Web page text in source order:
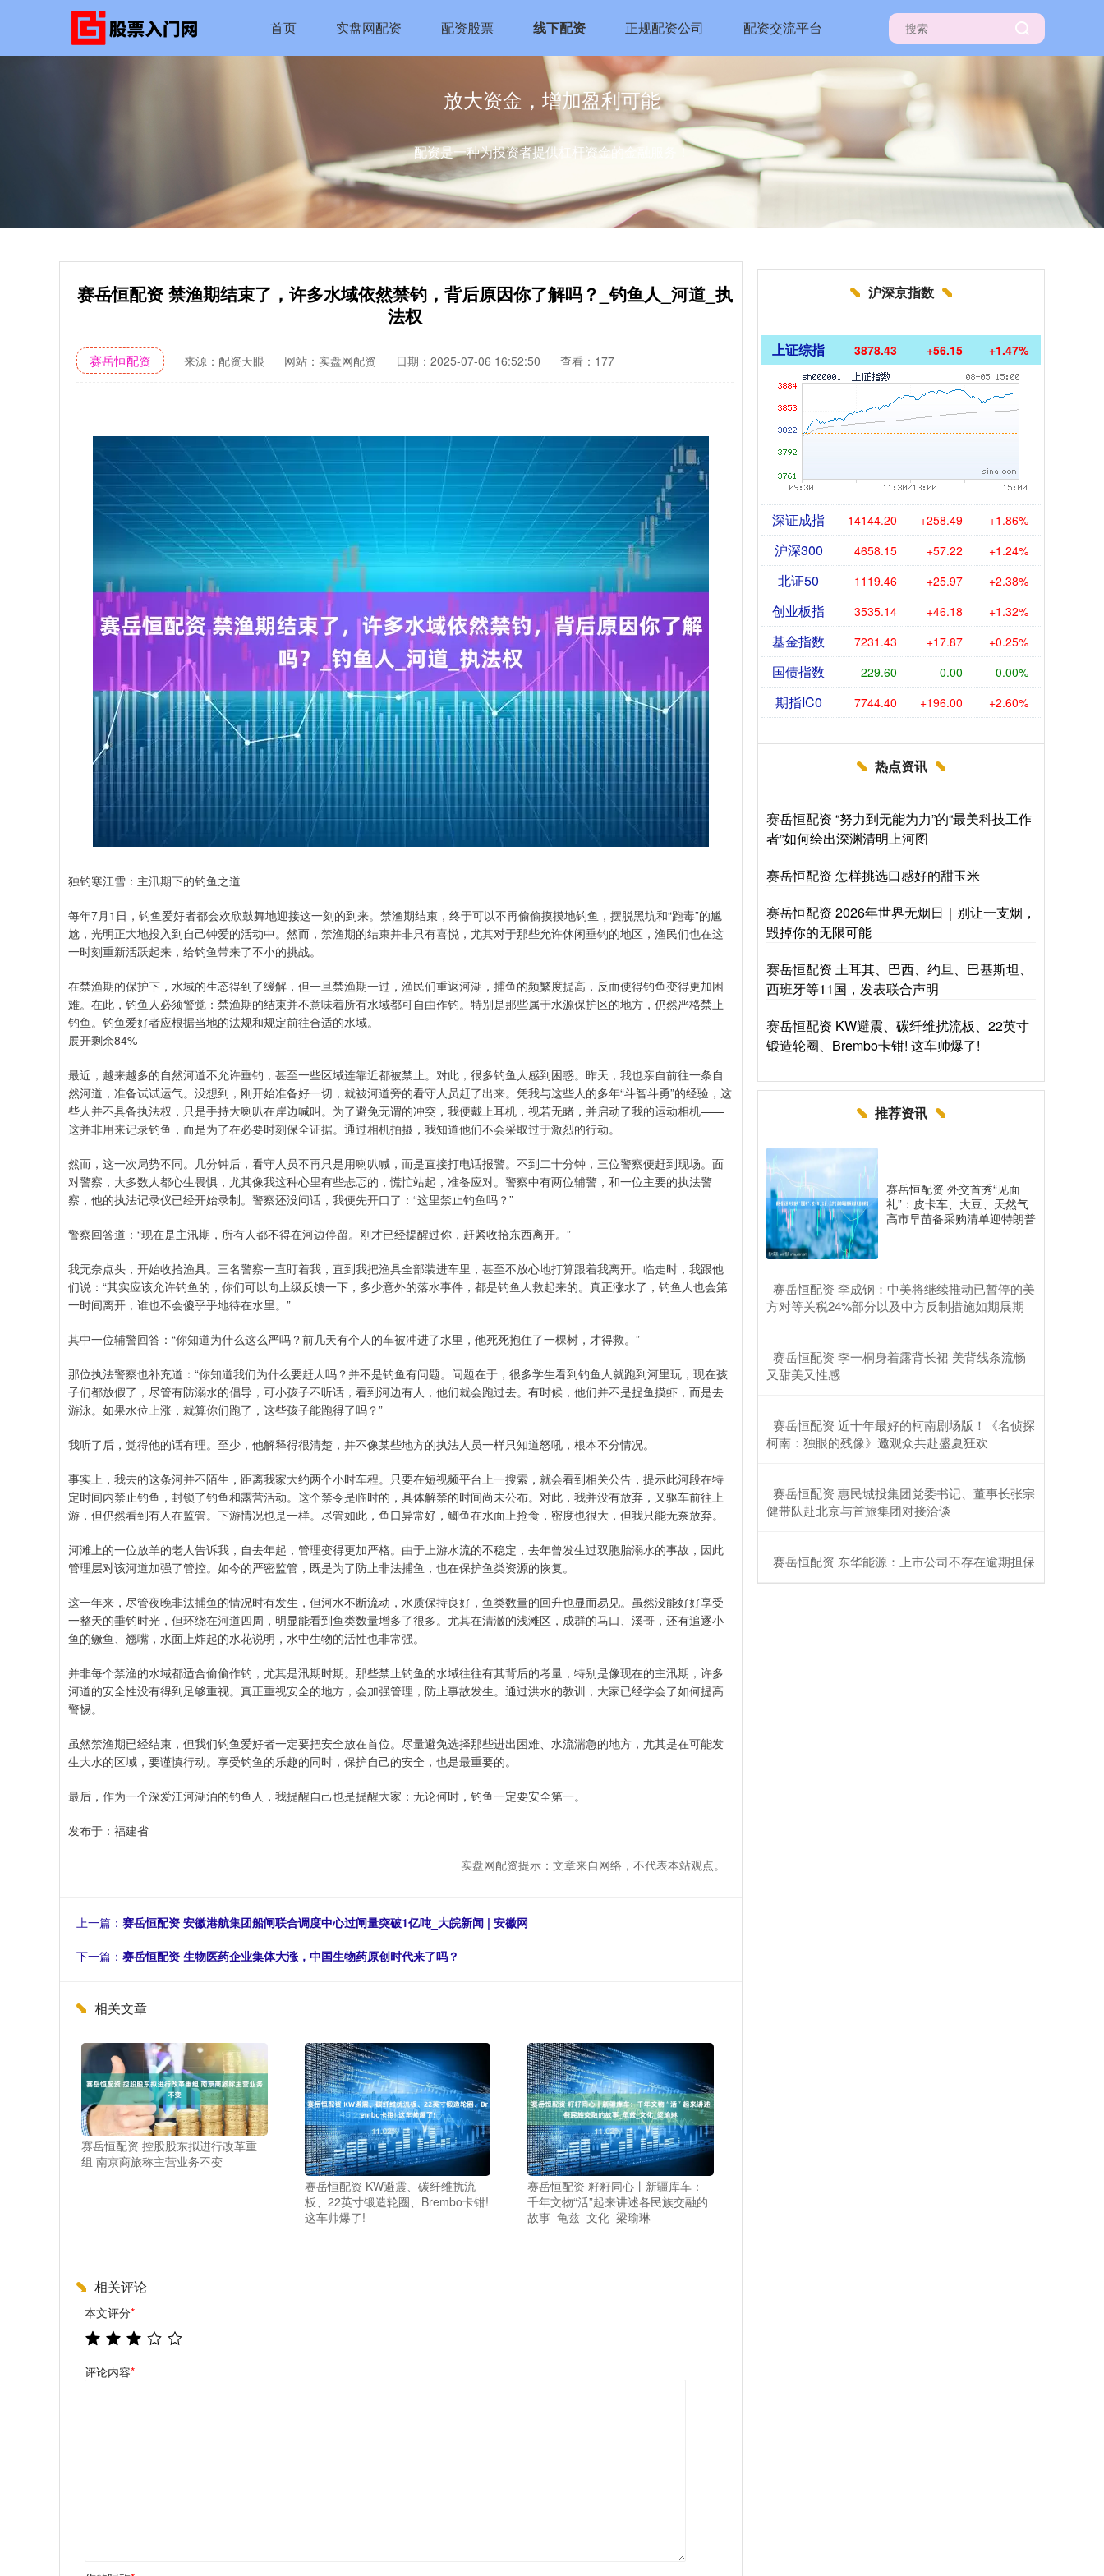
首页 实盘网配资 配资股票 线下配资 正规配资公司 配资交流平台
放大资金，增加盈利可能
配资是一种为投资者提供杠杆资金的金融服务！
赛岳恒配资 禁渔期结束了，许多水域依然禁钓，背后原因你了解吗？_钓鱼人_河道_执
法权
赛岳恒配资 来源：配资天眼 网站：实盘网配资 日期：2025-07-06 16:52:50 查看：177
独钓寒江雪：主汛期下的钓鱼之道
每年7月1日，钓鱼爱好者都会欢欣鼓舞地迎接这一刻的到来。禁渔期结束，终于可以不再偷偷摸摸地钓鱼，摆脱黑坑和“跑毒”的尴
尬，光明正大地投入到自己钟爱的活动中。然而，禁渔期的结束并非只有喜悦，尤其对于那些允许休闲垂钓的地区，渔民们也在这
一时刻重新活跃起来，给钓鱼带来了不小的挑战。
在禁渔期的保护下，水域的生态得到了缓解，但一旦禁渔期一过，渔民们重返河湖，捕鱼的频繁度提高，反而使得钓鱼变得更加困
难。在此，钓鱼人必须警觉：禁渔期的结束并不意味着所有水域都可自由作钓。特别是那些属于水源保护区的地方，仍然严格禁止
钓鱼。钓鱼爱好者应根据当地的法规和规定前往合适的水域。
展开剩余84%
最近，越来越多的自然河道不允许垂钓，甚至一些区域连靠近都被禁止。对此，很多钓鱼人感到困惑。昨天，我也亲自前往一条自
然河道，准备试试运气。没想到，刚开始准备好一切，就被河道旁的看守人员赶了出来。凭我与这些人的多年“斗智斗勇”的经验，这
些人并不具备执法权，只是手持大喇叭在岸边喊叫。为了避免无谓的冲突，我便戴上耳机，视若无睹，并启动了我的运动相机——
这并非用来记录钓鱼，而是为了在必要时刻保全证据。通过相机拍摄，我知道他们不会采取过于激烈的行动。
然而，这一次局势不同。几分钟后，看守人员不再只是用喇叭喊，而是直接打电话报警。不到二十分钟，三位警察便赶到现场。面
对警察，大多数人都心生畏惧，尤其像我这种心里有些忐忑的，慌忙站起，准备应对。警察中有两位辅警，和一位主要的执法警
察，他的执法记录仪已经开始录制。警察还没问话，我便先开口了：“这里禁止钓鱼吗？”
警察回答道：“现在是主汛期，所有人都不得在河边停留。刚才已经提醒过你，赶紧收拾东西离开。”
我无奈点头，开始收拾渔具。三名警察一直盯着我，直到我把渔具全部装进车里，甚至不放心地打算跟着我离开。临走时，我跟他
们说：“其实应该允许钓鱼的，你们可以向上级反馈一下，多少意外的落水事件，都是钓鱼人救起来的。真正涨水了，钓鱼人也会第
一时间离开，谁也不会傻乎乎地待在水里。”
其中一位辅警回答：“你知道为什么这么严吗？前几天有个人的车被冲进了水里，他死死抱住了一棵树，才得救。”
那位执法警察也补充道：“你知道我们为什么要赶人吗？并不是钓鱼有问题。问题在于，很多学生看到钓鱼人就跑到河里玩，现在孩
子们都放假了，尽管有防溺水的倡导，可小孩子不听话，看到河边有人，他们就会跑过去。有时候，他们并不是捉鱼摸虾，而是去
游泳。如果水位上涨，就算你们跑了，这些孩子能跑得了吗？”
我听了后，觉得他的话有理。至少，他解释得很清楚，并不像某些地方的执法人员一样只知道怒吼，根本不分情况。
事实上，我去的这条河并不陌生，距离我家大约两个小时车程。只要在短视频平台上一搜索，就会看到相关公告，提示此河段在特
定时间内禁止钓鱼，封锁了钓鱼和露营活动。这个禁令是临时的，具体解禁的时间尚未公布。对此，我并没有放弃，又驱车前往上
游，但仍然看到有人在监管。下游情况也是一样。尽管如此，鱼口异常好，鲫鱼在水面上抢食，密度也很大，但我只能无奈放弃。
河滩上的一位放羊的老人告诉我，自去年起，管理变得更加严格。由于上游水流的不稳定，去年曾发生过双胞胎溺水的事故，因此
管理层对该河道加强了管控。如今的严密监管，既是为了防止非法捕鱼，也在保护鱼类资源的恢复。
这一年来，尽管夜晚非法捕鱼的情况时有发生，但河水不断流动，水质保持良好，鱼类数量的回升也显而易见。虽然没能好好享受
一整天的垂钓时光，但环绕在河道四周，明显能看到鱼类数量增多了很多。尤其在清澈的浅滩区，成群的马口、溪哥，还有追逐小
鱼的鳜鱼、翘嘴，水面上炸起的水花说明，水中生物的活性也非常强。
并非每个禁渔的水域都适合偷偷作钓，尤其是汛期时期。那些禁止钓鱼的水域往往有其背后的考量，特别是像现在的主汛期，许多
河道的安全性没有得到足够重视。真正重视安全的地方，会加强管理，防止事故发生。通过洪水的教训，大家已经学会了如何提高
警惕。
虽然禁渔期已经结束，但我们钓鱼爱好者一定要把安全放在首位。尽量避免选择那些进出困难、水流湍急的地方，尤其是在可能发
生大水的区域，要谨慎行动。享受钓鱼的乐趣的同时，保护自己的安全，也是最重要的。
最后，作为一个深爱江河湖泊的钓鱼人，我提醒自己也是提醒大家：无论何时，钓鱼一定要安全第一。
发布于：福建省
实盘网配资提示：文章来自网络，不代表本站观点。
上一篇： 赛岳恒配资 安徽港航集团船闸联合调度中心过闸量突破1亿吨_大皖新闻 | 安徽网
下一篇： 赛岳恒配资 生物医药企业集体大涨，中国生物药原创时代来了吗？
相关文章
赛岳恒配资 控股股东拟进行改革重
组 南京商旅称主营业务不变
赛岳恒配资 KW避震、碳纤维扰流
板、22英寸锻造轮圈、Brembo卡钳!
这车帅爆了!
赛岳恒配资 籽籽同心丨新疆库车：
千年文物“活”起来讲述各民族交融的
故事_龟兹_文化_梁瑜琳
相关评论
本文评分*
评论内容*
沪深京指数
上证综指 3878.43 +56.15 +1.47%
深证成指 14144.20 +258.49 +1.86%
沪深300 4658.15 +57.22 +1.24%
北证50 1119.46 +25.97 +2.38%
创业板指 3535.14 +46.18 +1.32%
基金指数 7231.43 +17.87 +0.25%
国债指数 229.60 -0.00 0.00%
期指IC0 7744.40 +196.00 +2.60%
热点资讯
赛岳恒配资 “努力到无能为力”的“最美科技工作
者”如何绘出深渊清明上河图
赛岳恒配资 怎样挑选口感好的甜玉米
赛岳恒配资 2026年世界无烟日｜别让一支烟，
毁掉你的无限可能
赛岳恒配资 土耳其、巴西、约旦、巴基斯坦、
西班牙等11国，发表联合声明
赛岳恒配资 KW避震、碳纤维扰流板、22英寸
锻造轮圈、Brembo卡钳! 这车帅爆了!
推荐资讯
赛岳恒配资 外交首秀“见面
礼”：皮卡车、大豆、天然气
高市早苗备采购清单迎特朗普
​赛岳恒配资 李成钢：中美将继续推动已暂停的美
方对等关税24%部分以及中方反制措施如期展期
​赛岳恒配资 李一桐身着露背长裙 美背线条流畅
又甜美又性感
​赛岳恒配资 近十年最好的柯南剧场版！《名侦探
柯南：独眼的残像》邀观众共赴盛夏狂欢
​赛岳恒配资 惠民城投集团党委书记、董事长张宗
健带队赴北京与首旅集团对接洽谈
​赛岳恒配资 东华能源：上市公司不存在逾期担保